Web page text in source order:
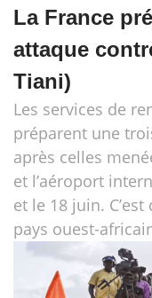
La France
attaque
Tiani)
Les services de
préparent une
après celles
et l’aéroport
et le 18 juin.
pays ouest-